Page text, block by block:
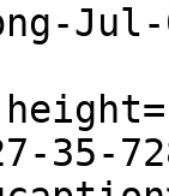
Jul-
35-